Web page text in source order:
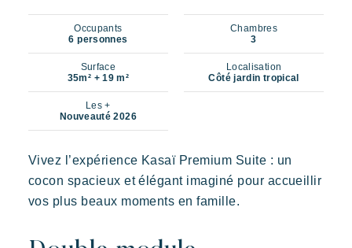
Occupants
6 personnes
Chambres
3
Surface
35m² + 19 m²
Localisation
Côté jardin tropical
Les +
Nouveauté 2026
Vivez l’expérience Kasaï Premium Suite : un
cocon spacieux et élégant imaginé pour accueillir
vos plus beaux moments en famille.